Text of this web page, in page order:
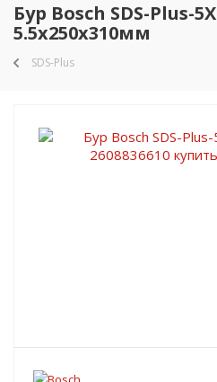
Бур Bosch SDS-Plus-5Х
5.5x250x310мм
SDS-Plus